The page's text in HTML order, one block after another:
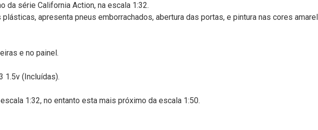
da série California Action, na escala 1:32.
apresenta pneus emborrachados, abertura das portas, e pintura nas cores
e no painel.
1.5v (Incluídas).
1:32, no entanto esta mais próximo da escala 1:50.